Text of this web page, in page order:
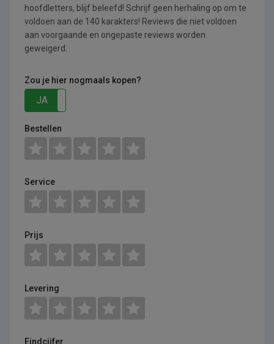
hoofdletters, blijf beleefd! Schrijf geen herhaling op om te
voldoen aan de 140 karakters! Reviews die niet voldoen
aan voorgaande en ongepaste reviews worden
geweigerd.
Zou je hier nogmaals kopen?
JA
Bestellen
Service
Prijs
Levering
Eindcijfer